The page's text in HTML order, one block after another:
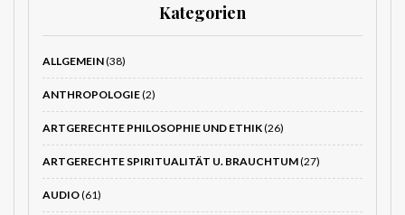
Kategorien
ALLGEMEIN(38)
ANTHROPOLOGIE(2)
ARTGERECHTE PHILOSOPHIE UND ETHIK(26)
ARTGERECHTE SPIRITUALITÄT U. BRAUCHTUM(27)
AUDIO(61)